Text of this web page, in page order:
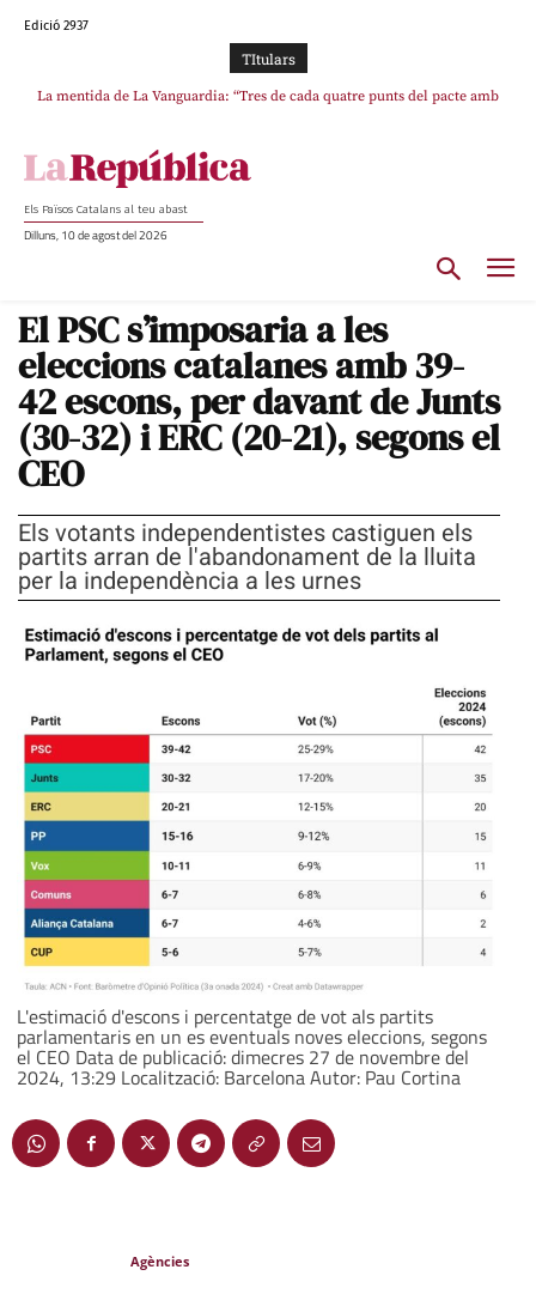
Edició 2937
TItulars
La mentida de La Vanguardia: “Tres de cada quatre punts del pacte amb
Els Països Catalans al teu abast
Dilluns, 10 de agost del 2026
El PSC s’imposaria a les
eleccions catalanes amb 39-
42 escons, per davant de Junts
(30-32) i ERC (20-21), segons el
CEO
Els votants independentistes castiguen els
partits arran de l'abandonament de la lluita
per la independència a les urnes
L'estimació d'escons i percentatge de vot als partits
parlamentaris en un es eventuals noves eleccions, segons
el CEO Data de publicació: dimecres 27 de novembre del
2024, 13:29 Localització: Barcelona Autor: Pau Cortina
Agències